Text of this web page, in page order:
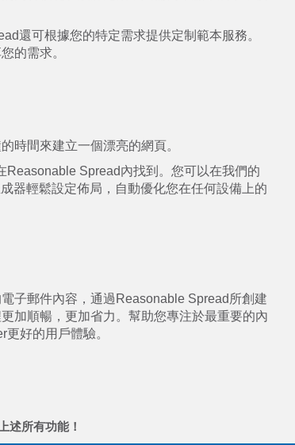
還可根據您的特定需求提供定制範本服務。
的需求。
時間來建立一個漂亮的網頁。
Spread內找到。您可以在我們的
器輕鬆設定佈局，自動優化您在任何設備上的
子郵件內容，通過Reasonable Spread所創建
加順暢，更加省力。幫助您專注於最重要的內
好的用戶體驗。
述所有功能！